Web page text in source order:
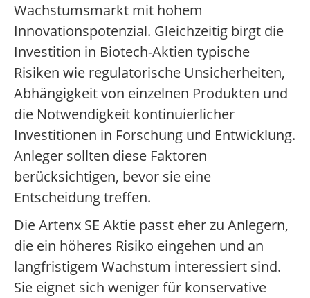
Wachstumsmarkt mit hohem
Innovationspotenzial. Gleichzeitig birgt die
Investition in Biotech-Aktien typische
Risiken wie regulatorische Unsicherheiten,
Abhängigkeit von einzelnen Produkten und
die Notwendigkeit kontinuierlicher
Investitionen in Forschung und Entwicklung.
Anleger sollten diese Faktoren
berücksichtigen, bevor sie eine
Entscheidung treffen.
Die Artenx SE Aktie passt eher zu Anlegern,
die ein höheres Risiko eingehen und an
langfristigem Wachstum interessiert sind.
Sie eignet sich weniger für konservative